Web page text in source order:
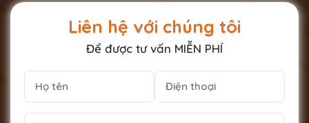
Liên hệ với chúng tôi
Để được tư vấn MIỄN PHÍ